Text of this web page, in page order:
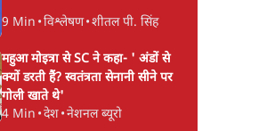
9 Min •विश्लेषण•शीतल पी. सिंह
महुआ मोइत्रा से SC ने कहा- ' अंडों से
क्यों डरती हैं? स्वतंत्रता सेनानी सीने पर
गोली खाते थे'
4 Min •देश•नेशनल ब्यूरो